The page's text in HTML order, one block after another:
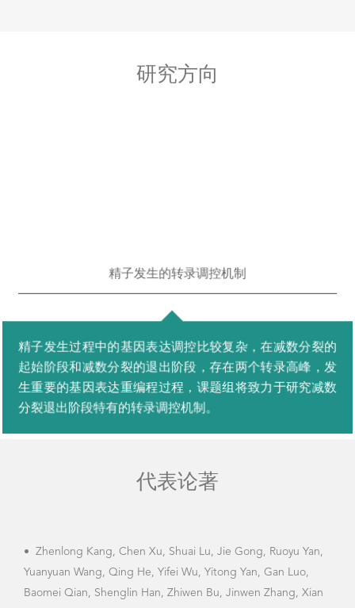
研究方向
精子发生的转录调控机制
精子发生过程中的基因表达调控比较复杂，在减数分裂的
起始阶段和减数分裂的退出阶段，存在两个转录高峰，发
生重要的基因表达重编程过程，课题组将致力于研究减数
分裂退出阶段特有的转录调控机制。
代表论著
• Zhenlong Kang, Chen Xu, Shuai Lu, Jie Gong, Ruoyu Yan,
Yuanyuan Wang, Qing He, Yifei Wu, Yitong Yan, Gan Luo,
Baomei Qian, Shenglin Han, Zhiwen Bu, Jinwen Zhang, Xian